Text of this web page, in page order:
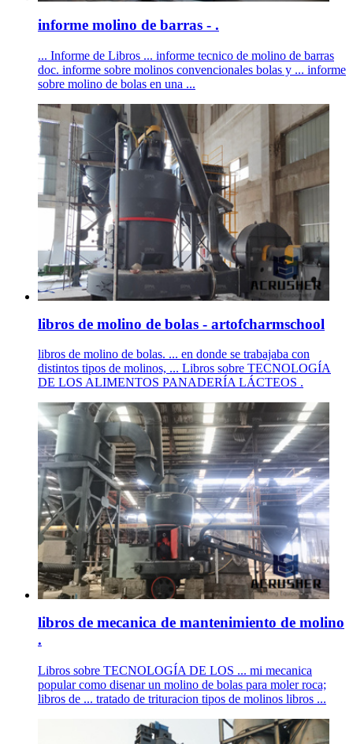
informe molino de barras - .
... Informe de Libros ... informe tecnico de molino de barras
doc. informe sobre molinos convencionales bolas y ... informe
sobre molino de bolas en una ...
libros de molino de bolas - artofcharmschool
libros de molino de bolas. ... en donde se trabajaba con
distintos tipos de molinos, ... Libros sobre TECNOLOGÍA
DE LOS ALIMENTOS PANADERÍA LÁCTEOS .
libros de mecanica de mantenimiento de molino
.
Libros sobre TECNOLOGÍA DE LOS ... mi mecanica
popular como disenar un molino de bolas para moler roca;
libros de ... tratado de trituracion tipos de molinos libros ...